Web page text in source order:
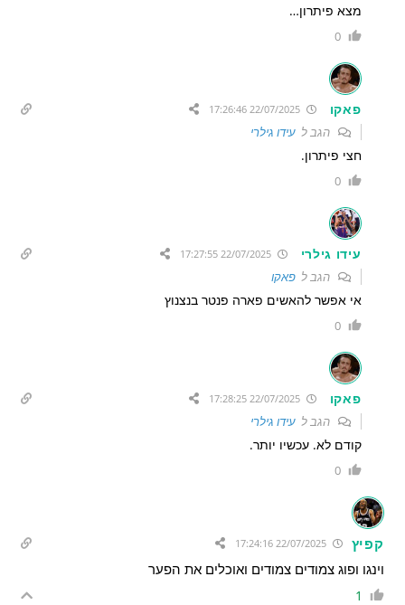
מצא פיתרון…
0
פאקו 22/07/2025 17:26:46
הגב לעידו גילרי
חצי פיתרון.
0
עידו גילרי 22/07/2025 17:27:55
הגב לפאקו
אי אפשר להאשים פארה פנטר בנצנוץ
0
פאקו 22/07/2025 17:28:25
הגב לעידו גילרי
קודם לא. עכשיו יותר.
0
קפיץ 22/07/2025 17:24:16
וינגו ופוג צמודים צמודים ואוכלים את הפער
1